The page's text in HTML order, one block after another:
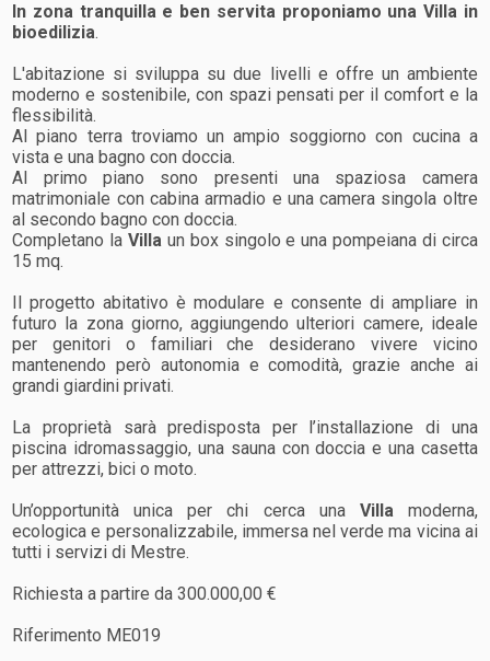
In zona tranquilla e ben servita proponiamo unaVilla in
bioedilizia.
L'abitazione si sviluppa su due livelli e offre un ambiente
moderno e sostenibile, con spazi pensati per il comfort e la
flessibilità.
Al piano terra troviamo un ampio soggiorno con cucina a
vista e una bagno con doccia.
Al primo piano sono presenti una spaziosa camera
matrimoniale con cabina armadio e una camera singola oltre
al secondo bagno con doccia.
Completano la Villaun box singolo e una pompeiana di circa
15 mq.
Il progetto abitativo è modulare e consente di ampliare in
futuro la zona giorno, aggiungendo ulteriori camere, ideale
per genitori o familiari che desiderano vivere vicino
mantenendo però autonomia e comodità, grazie anche ai
grandi giardini privati.
La proprietà sarà predisposta per l’installazione di una
piscina idromassaggio, una sauna con doccia e una casetta
per attrezzi, bici o moto.
Un’opportunità unica per chi cerca una Villamoderna,
ecologica e personalizzabile, immersa nel verde ma vicina ai
tutti i servizi di Mestre.
Richiesta a partire da 300.000,00 €
Riferimento ME019